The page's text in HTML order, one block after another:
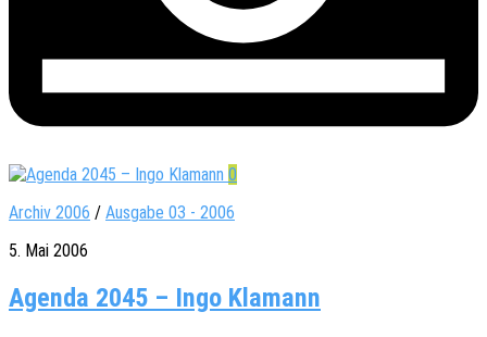
0
Archiv 2006 / Ausgabe 03 - 2006
5. Mai 2006
Agenda 2045 – Ingo Klamann